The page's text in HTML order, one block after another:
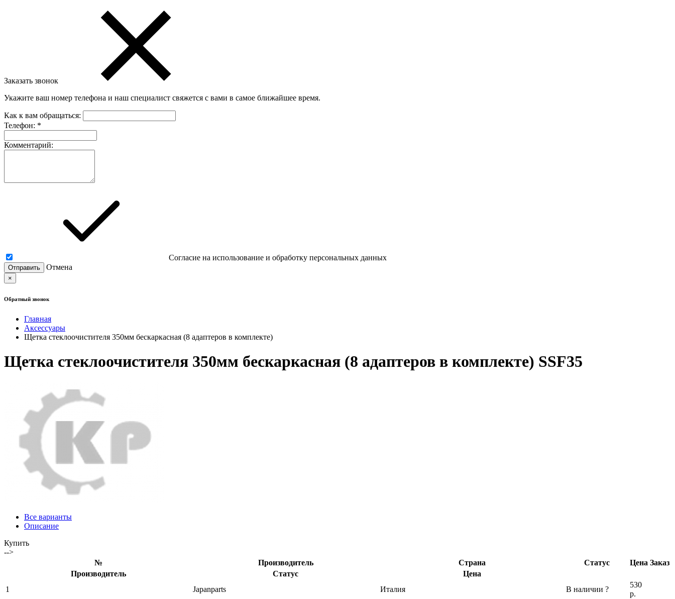
Заказать звонок
Укажите ваш номер телефона и наш специалист свяжется с вами в самое ближайшее время.
Как к вам обращаться:
Телефон: *
Комментарий:
Согласие на использование и обработку персональных данных
Отмена
×
Обратный звонок
Главная
Аксессуары
Щетка стеклоочистителя 350мм бескаркасная (8 адаптеров в комплекте)
Щетка стеклоочистителя 350мм бескаркасная (8 адаптеров в комплекте) SSF35
Все варианты
Описание
Купить
-->
№
Производитель Страна Статус Цена Заказ
Производитель
Статус
Цена
1
Japanparts Италия В наличии ?
530
р.